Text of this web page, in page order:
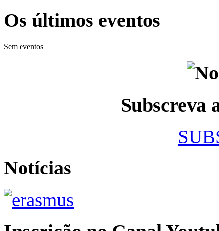
Os últimos eventos
Sem eventos
Subscreva
Notícias